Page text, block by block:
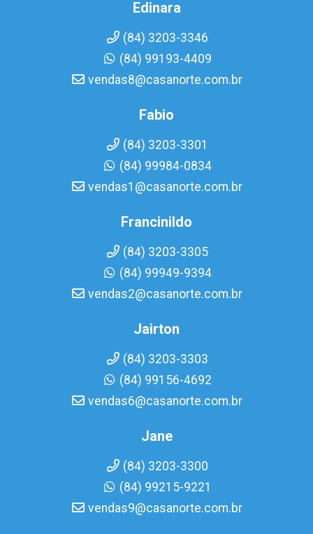
Edinara
(84) 3203-3346
(84) 99193-4409
vendas8@casanorte.com.br
Fabio
(84) 3203-3301
(84) 99984-0834
vendas1@casanorte.com.br
Francinildo
(84) 3203-3305
(84) 99949-9394
vendas2@casanorte.com.br
Jairton
(84) 3203-3303
(84) 99156-4692
vendas6@casanorte.com.br
Jane
(84) 3203-3300
(84) 99215-9221
vendas9@casanorte.com.br